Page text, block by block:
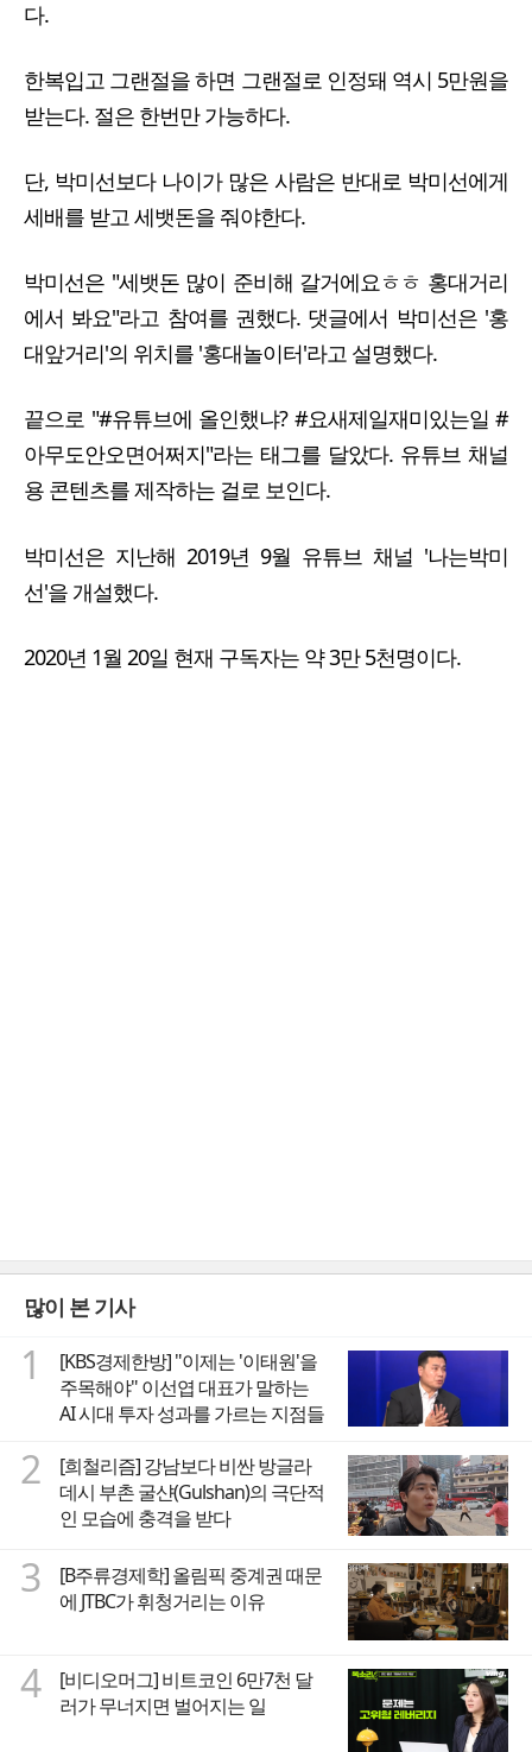
다.
한복입고 그랜절을 하면 그랜절로 인정돼 역시 5만원을
받는다. 절은 한번만 가능하다.
단, 박미선보다 나이가 많은 사람은 반대로 박미선에게
세배를 받고 세뱃돈을 줘야한다.
박미선은 "세뱃돈 많이 준비해 갈거에요ㅎㅎ 홍대거리
에서 봐요"라고 참여를 권했다. 댓글에서 박미선은 '홍
대앞거리'의 위치를 '홍대놀이터'라고 설명했다.
끝으로 "#유튜브에 올인했냐? #요새제일재미있는일 #
아무도안오면어쩌지"라는 태그를 달았다. 유튜브 채널
용 콘텐츠를 제작하는 걸로 보인다.
박미선은 지난해 2019년 9월 유튜브 채널 '나는박미
선'을 개설했다.
2020년 1월 20일 현재 구독자는 약 3만 5천명이다.
많이 본 기사
1
[KBS경제한방] "이제는 '이태원'을
주목해야" 이선엽 대표가 말하는
AI 시대 투자 성과를 가르는 지점들
2
[희철리즘] 강남보다 비싼 방글라
데시 부촌 굴샨(Gulshan)의 극단적
인 모습에 충격을 받다
3
[B주류경제학] 올림픽 중계권 때문
에 JTBC가 휘청거리는 이유
4
[비디오머그] 비트코인 6만7천 달
러가 무너지면 벌어지는 일